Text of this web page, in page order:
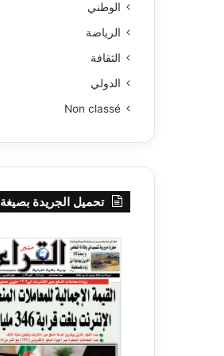
الوطني
الرياضة
الثقافة
الدولي
Non classé
تحميل الجريدة بصيغة PDF